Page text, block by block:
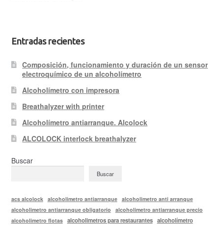
Entradas recientes
Composición, funcionamiento y duración de un sensor
electroquímico de un alcoholímetro
Alcoholímetro con impresora
Breathalyzer with printer
Alcoholímetro antiarranque. Alcolock
ALCOLOCK interlock breathalyzer
Buscar
Buscar
acs alcolock alcoholimetro antiarranque
alcoholimetro anti arranque
alcoholimetro antiarranque obligatorio
alcoholimetro antiarranque precio
alcoholimetro flotas
alcoholimetros para restaurantes alcoholímetro